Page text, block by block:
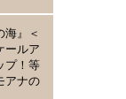
海』＜
ールア
プ！等
アナの